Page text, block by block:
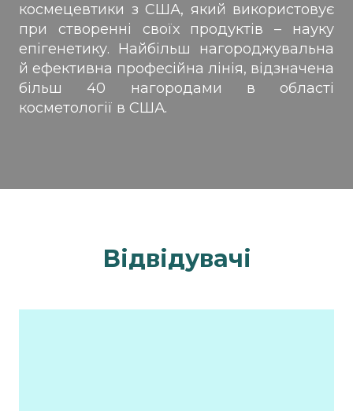
космецевтики з США, який використовує
при створенні своїх продуктів – науку
епігенетику. Найбільш нагороджувальна
й ефективна професійна лінія, відзначена
більш 40 нагородами в області
косметології в США.
Відвідувачі